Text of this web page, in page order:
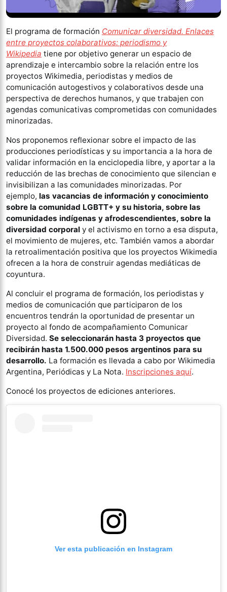
El programa de formación Comunicar diversidad. Enlaces
entre proyectos colaborativos: periodismo y
Wikipedia tiene por objetivo generar un espacio de
aprendizaje e intercambio sobre la relación entre los
proyectos Wikimedia, periodistas y medios de
comunicación autogestivos y colaborativos desde una
perspectiva de derechos humanos, y que trabajen con
agendas comunicativas comprometidas con comunidades
minorizadas.
Nos proponemos reflexionar sobre el impacto de las
producciones periodísticas y su importancia a la hora de
validar información en la enciclopedia libre, y aportar a la
reducción de las brechas de conocimiento que silencian e
invisibilizan a las comunidades minorizadas. Por
ejemplo, las vacancias de información y conocimiento
sobre la comunidad LGBTT+ y su historia, sobre las
comunidades indígenas y afrodescendientes, sobre la
diversidad corporal y el activismo en torno a esa disputa,
el movimiento de mujeres, etc. También vamos a abordar
la retroalimentación positiva que los proyectos Wikimedia
ofrecen a la hora de construir agendas mediáticas de
coyuntura.
Al concluir el programa de formación, los periodistas y
medios de comunicación que participaron de los
encuentros tendrán la oportunidad de presentar un
proyecto al fondo de acompañamiento Comunicar
Diversidad. Se seleccionarán hasta 3 proyectos que
recibirán hasta 1.500.000 pesos argentinos para su
desarrollo. La formación es llevada a cabo por Wikimedia
Argentina, Periódicas y La Nota. Inscripciones aquí.
Conocé los proyectos de ediciones anteriores.
Ver esta publicación en Instagram